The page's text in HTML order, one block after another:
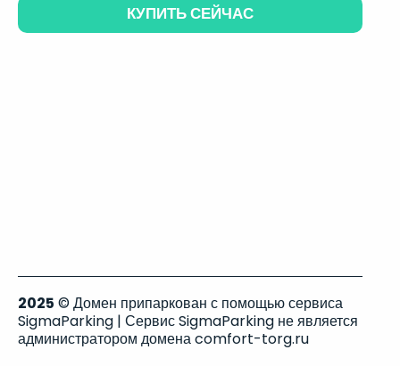
КУПИТЬ СЕЙЧАС
2025 © Домен припаркован с помощью сервиса
SigmaParking | Сервис SigmaParking не является
администратором домена comfort-torg.ru